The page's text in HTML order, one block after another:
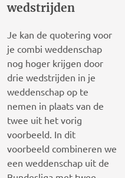
wedstrijden
Je kan de quotering voor
je combi weddenschap
nog hoger krijgen door
drie wedstrijden in je
weddenschap op te
nemen in plaats van de
twee uit het vorig
voorbeeld. In dit
voorbeeld combineren we
een weddenschap uit de